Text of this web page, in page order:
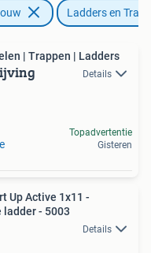
Ladders en
| Trappen | Ladders
Details
Topadvertentie
Gisteren
Up Active 1x11 -
ladder - 5003
Details